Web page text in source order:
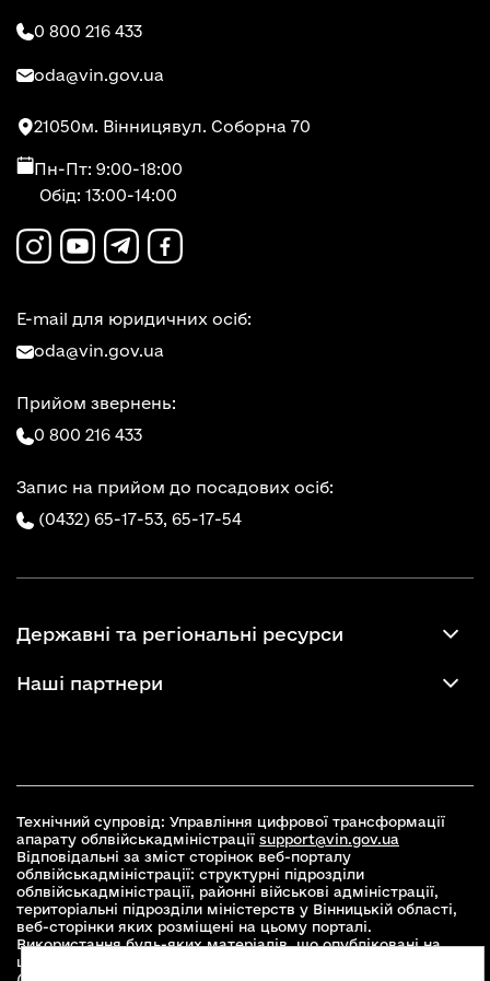
0 800 216 433
oda@vin.gov.ua
21050м. Вінницявул. Соборна 70
Пн-Пт: 9:00-18:00
Обід: 13:00-14:00
E-mail для юридичних осіб:
oda@vin.gov.ua
Прийом звернень:
0 800 216 433
Запис на прийом до посадових осіб:
(0432) 65-17-53, 65-17-54
Державні та регіональні ресурси
Наші партнери
Технічний супровід: Управління цифрової трансформації
апарату облвійськадміністрації support@vin.gov.ua
Відповідальні за зміст сторінок веб-порталу
облвійськадміністрації: структурні підрозділи
облвійськадміністрації, районні військові адміністрації,
територіальні підрозділи міністерств у Вінницькій області,
веб-сторінки яких розміщені на цьому порталі.
Використання будь-яких матеріалів, що опубліковані на
цьому сайті, дозволяється при умові зазначення посилання